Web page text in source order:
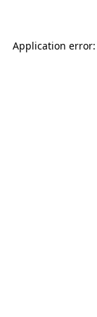
Application